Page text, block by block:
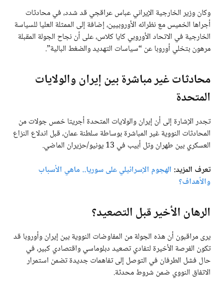
وكان وزير الخارجية الإيراني عباس عراقجي قد شدد، في محادثات
أجراها الخميس مع نظرائه الأوروبيين، إضافة إلى الممثلة العليا للسياسة
الخارجية في الاتحاد الأوروبي كايا كلاس، على أن نجاح الجولة المقبلة
مرهون بتخلي أوروبا عن “سياسات التهديد والضغط البالية”.
محادثات غير مباشرة بين إيران والولايات
المتحدة
تجدر الإشارة إلى أن إيران والولايات المتحدة أجريتا خمس جولات من
المحادثات النووية غير المباشرة بوساطة سلطنة عمان، قبل اندلاع النزاع
العسكري بين طهران وتل أبيب في 13 يونيو/حزيران الماضي.
تعرف المزيد: الهجوم الإسرائيلي على سوريا.. ماهي الأسباب
والأهداف؟
الرهان الأخير قبل التصعيد؟
يرى مراقبون أن هذه الجولة من المفاوضات النووية بين إيران وأوروبا قد
تكون الفرصة الأخيرة لتفادي تصعيد دبلوماسي واقتصادي كبير، في
حال فشل الطرفان في التوصل إلى تفاهمات جديدة تضمن استمرار
الاتفاق النووي ضمن شروط محدثة.